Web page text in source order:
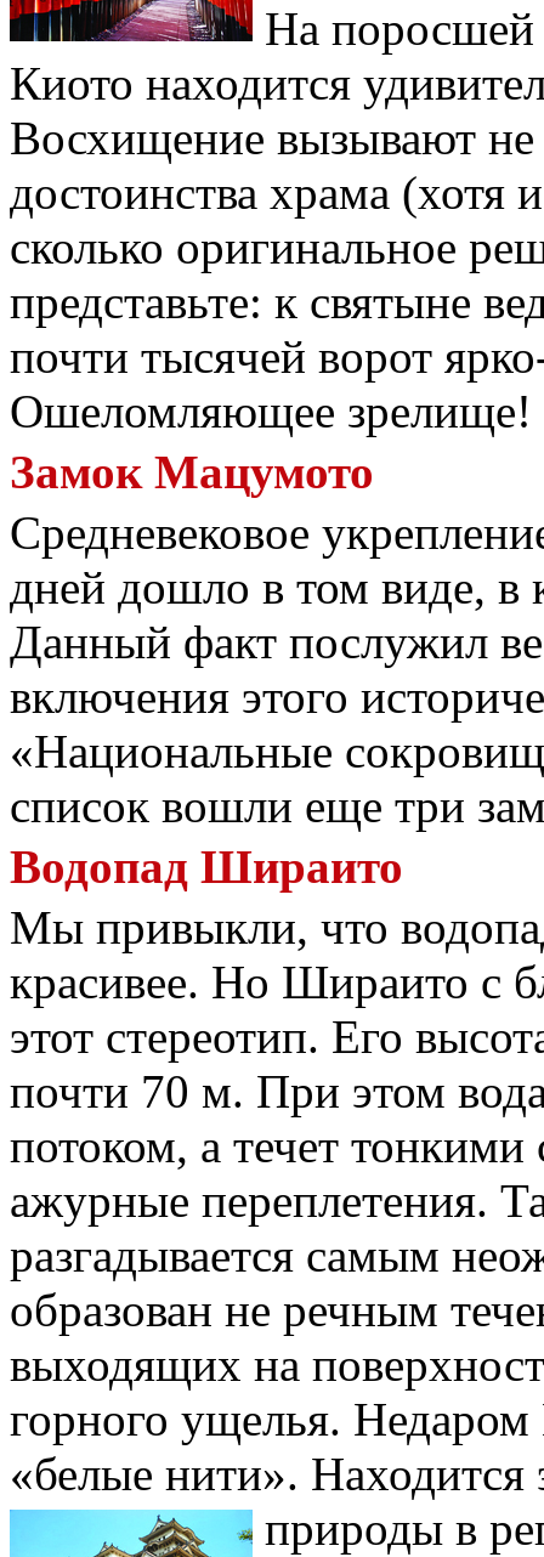
На поросшей
Киото находится
Восхищение вызывают не
достоинства храма (хотя
сколько оригинальное
представьте: к святыне
почти тысячей ворот
Ошеломляющее зрелище!
Замок Мацумото
Средневековое
дней дошло в том виде, в
Данный факт послужил
включения этого
«Национальные
список вошли еще три
Водопад Шираито
Мы привыкли, что
красивее. Но Шираито с
этот стереотип. Его
почти 70 м. При этом
потоком, а течет
ажурные переплетения.
разгадывается самым
образован не речным
выходящих на
горного ущелья.
«белые нити». Находится
природы в